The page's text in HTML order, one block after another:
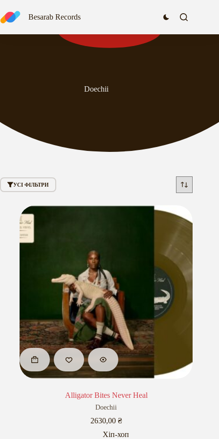
до
вмісту
Besarab Records
Doechii
УСІ ФІЛЬТРИ
Alligator Bites Never Heal
Doechii
2630,00 ₴
Хіп-хоп